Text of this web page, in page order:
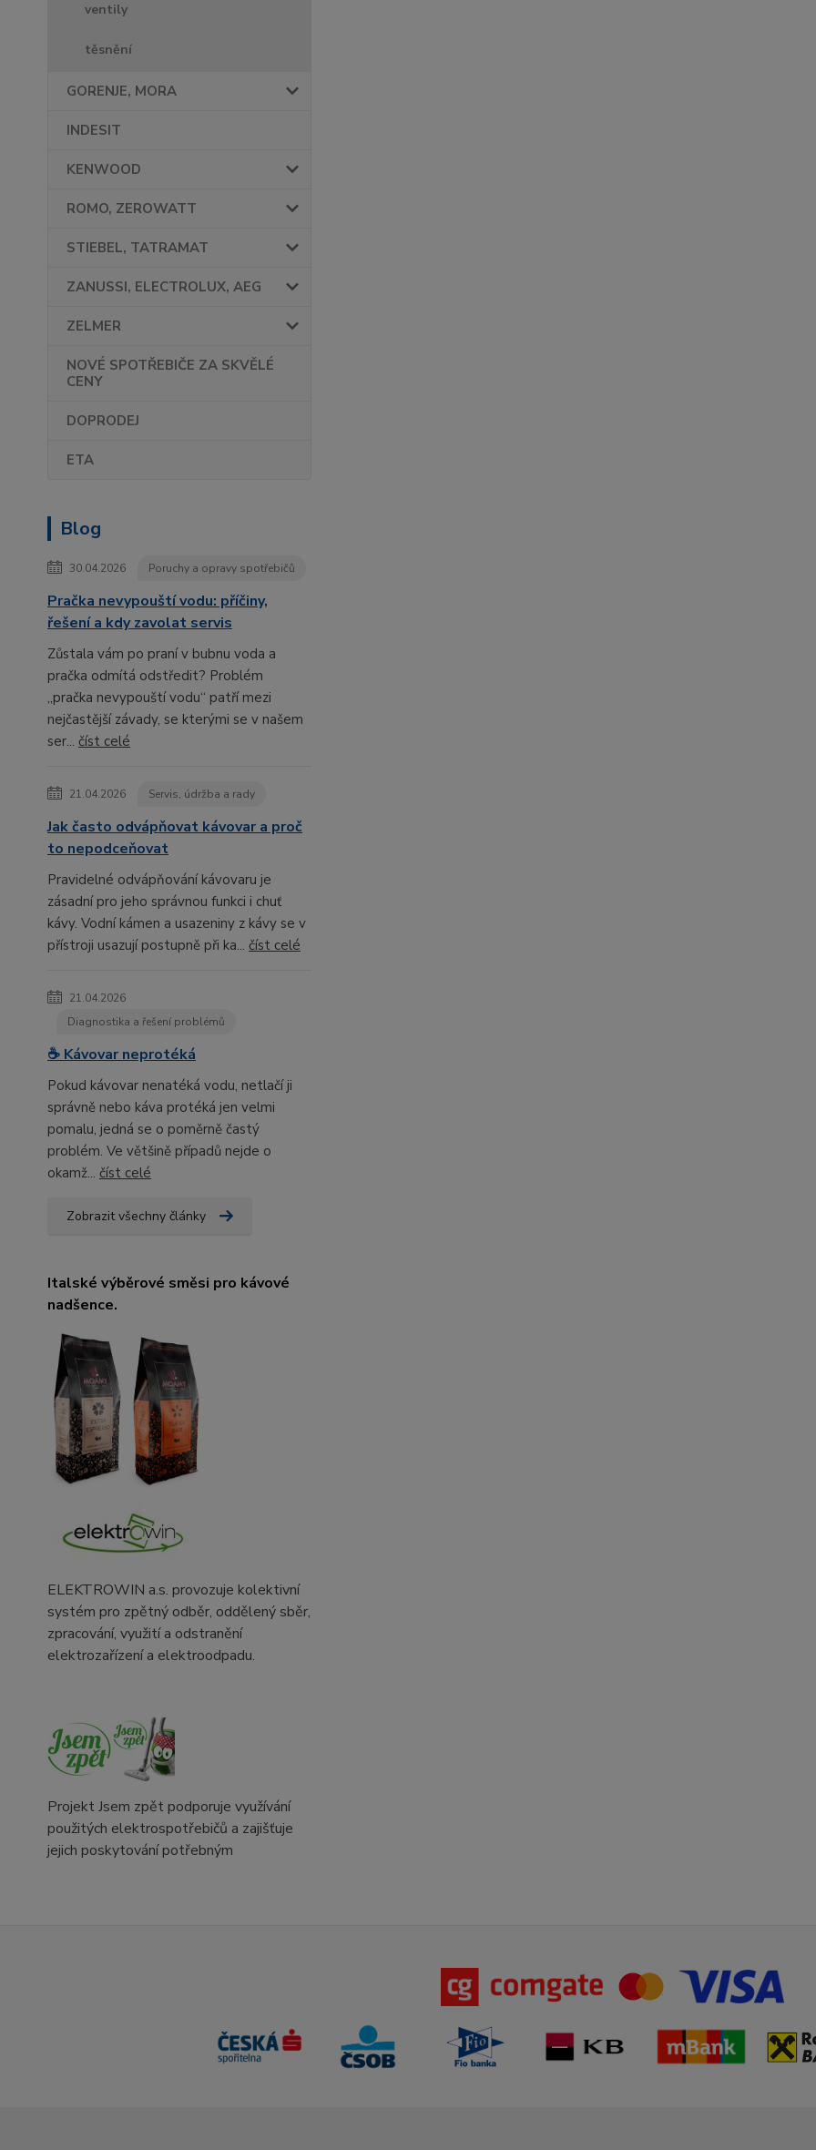
ventily
těsnění
GORENJE, MORA
INDESIT
KENWOOD
ROMO, ZEROWATT
STIEBEL, TATRAMAT
ZANUSSI, ELECTROLUX, AEG
ZELMER
NOVÉ SPOTŘEBIČE ZA SKVĚLÉ
CENY
DOPRODEJ
ETA
Blog
30.04.2026 Poruchy a opravy spotřebičů
Pračka nevypouští vodu: příčiny,
řešení a kdy zavolat servis
Zůstala vám po praní v bubnu voda a
pračka odmítá odstředit? Problém
„pračka nevypouští vodu“ patří mezi
nejčastější závady, se kterými se v našem
ser... číst celé
21.04.2026 Servis, údržba a rady
Jak často odvápňovat kávovar a proč
to nepodceňovat
Pravidelné odvápňování kávovaru je
zásadní pro jeho správnou funkci i chuť
kávy. Vodní kámen a usazeniny z kávy se v
přístroji usazují postupně při ka... číst celé
21.04.2026
Diagnostika a řešení problémů
☕ Kávovar neprotéká
Pokud kávovar nenatéká vodu, netlačí ji
správně nebo káva protéká jen velmi
pomalu, jedná se o poměrně častý
problém. Ve většině případů nejde o
okamž... číst celé
Zobrazit všechny články
Italské výběrové směsi pro kávové
nadšence.
ELEKTROWIN a.s. provozuje kolektivní
systém pro zpětný odběr, oddělený sběr,
zpracování, využití a odstranění
elektrozařízení a elektroodpadu.
Projekt Jsem zpět podporuje využívání
použitých elektrospotřebičů a zajišťuje
jejich poskytování potřebným